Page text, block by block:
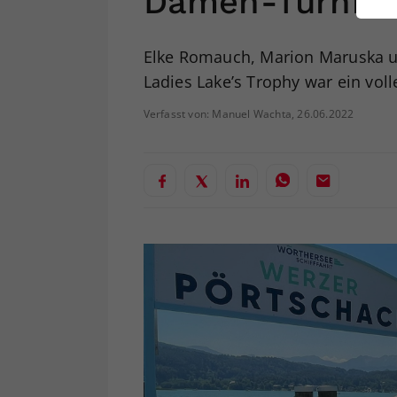
Elke Romauch, Marion Maruska
Ladies Lake’s Trophy war ein
Verfasst von: Manuel Wachta, 26.06.2022